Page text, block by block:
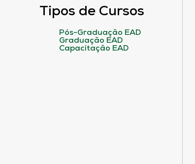
Tipos de Cursos
Pós-Graduação EAD
Graduação EAD
Capacitação EAD